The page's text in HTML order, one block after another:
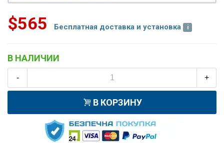
$565 Бесплатная доставка и установка
В НАЛИЧИИ
- +
В КОРЗИНУ